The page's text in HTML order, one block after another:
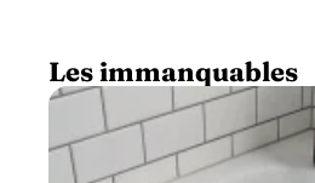
Les immanquables